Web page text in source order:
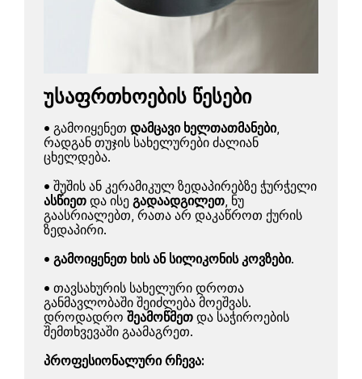
უსაფრთხოების წესები
• გამოიყენეთდამცავი ხელთათმანები,
რადგან თუჯის სახელურები ძალიან
ცხელდება.
• შუშის ან კერამიკულ ზედაპირებზე ჭურჭელი
ასწიეთდა ისეგადაადგილეთ, ნუ
გაასრიალებთ, რათა არ დაკაწროთ ქურის
ზედაპირი.
•გამოიყენეთ ხის ან სილიკონის კოვზები.
• თავსახურის სახელური დროთა
განმავლობაში შეიძლება მოეშვას.
დროდადროშეამოწმეთდა საჭიროების
შემთხვევაში გაამაგრეთ.
პროფესიონალური რჩევა: